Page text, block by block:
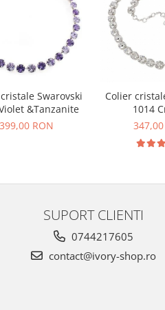
Swarovski
&Tanzanite
399,00 RON
Colier
1014
SUPORT CLIENTI
0744217605
contact@ivory-shop.ro